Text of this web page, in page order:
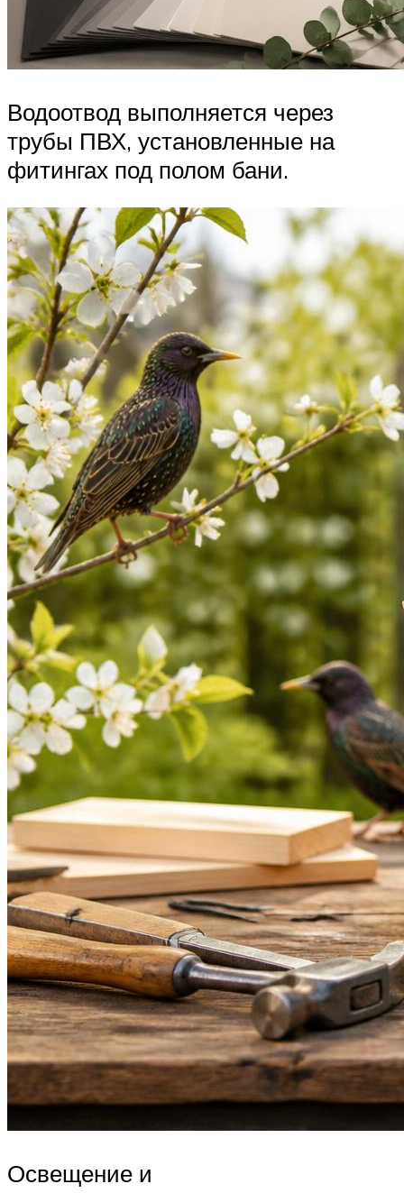
Водоотвод выполняется через
трубы ПВХ, установленные на
фитингах под полом бани.
Освещение и